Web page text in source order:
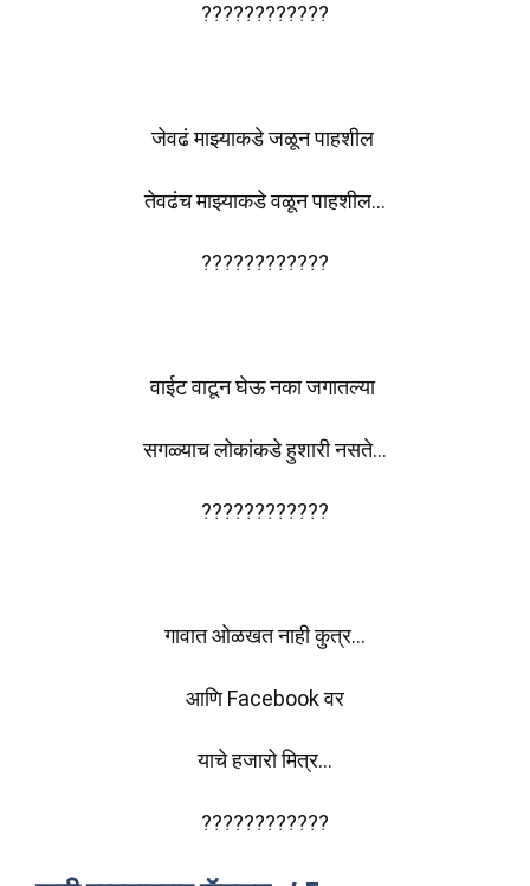
????????????
जेवढं माझ्याकडे जळून पाहशील
तेवढंच माझ्याकडे वळून पाहशील…
????????????
वाईट वाटून घेऊ नका जगातल्या
सगळ्याच लोकांकडे हुशारी नसते…
????????????
गावात ओळखत नाही कुत्र…
आणि Facebook वर
याचे हजारो मित्र…
????????????